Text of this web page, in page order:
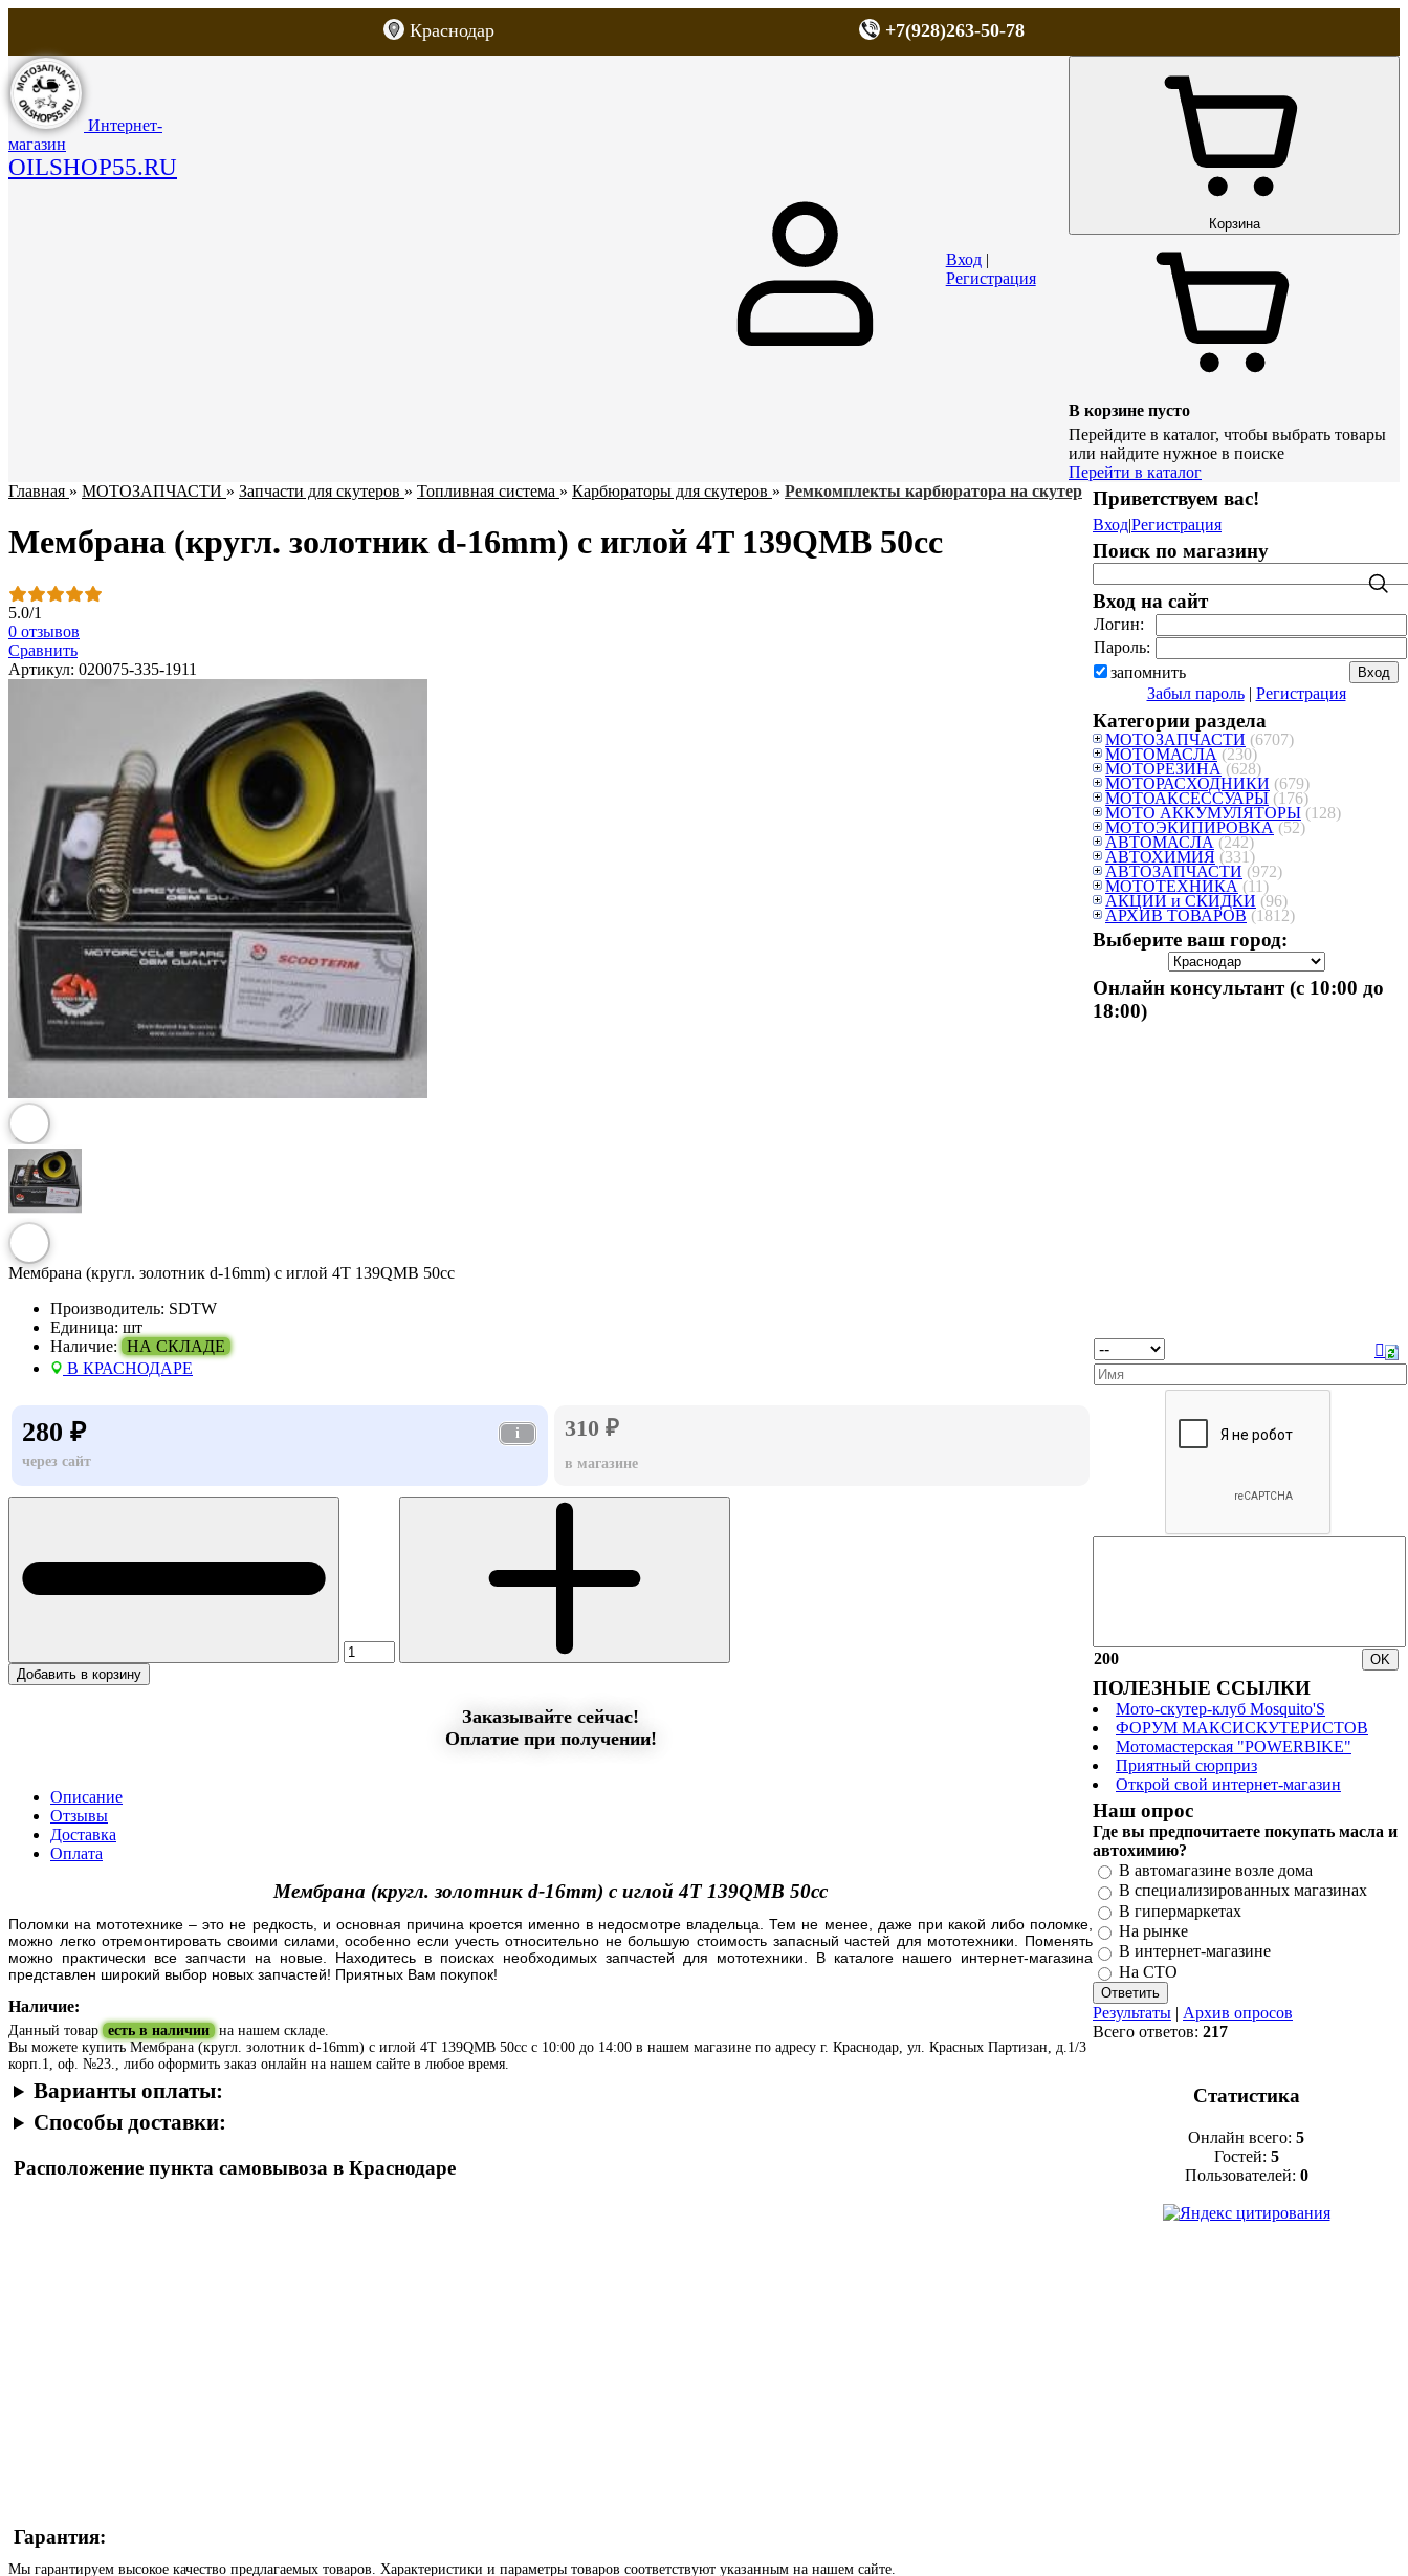
Краснодар +7(928)263-50-78
Интернет-
магазин
OILSHOP55.RU
ДОСТАВКА
Вход|
Регистрация
Корзина
В корзине пусто
Перейдите в каталог, чтобы выбрать товары
или найдите нужное в поиске
Перейти в каталог
Главная » МОТОЗАПЧАСТИ » Запчасти для скутеров » Топливная система » Карбюраторы для скутеров » Ремкомплекты карбюратора на скутер
Мембрана (кругл. золотник d-16mm) с иглой 4T 139QMB 50сс
5.0/1
0 отзывов
Сравнить
Артикул: 020075-335-1911
Мембрана (кругл. золотник d-16mm) с иглой 4T 139QMB 50сс
Производитель: SDTW
Единица: шт
Наличие: НА СКЛАДЕ
В КРАСНОДАРЕ
280 ₽
i
через сайт
310 ₽
в магазине
Добавить в корзину
Заказывайте сейчас!
Оплатие при получении!
Описание
Отзывы
Доставка
Оплата
Мембрана (кругл. золотник d-16mm) с иглой 4T 139QMB 50сс
Поломки на мототехнике – это не редкость, и основная причина кроется именно в недосмотре владельца. Тем не менее, даже при какой либо поломке,
можно легко отремонтировать своими силами, особенно если учесть относительно не большую стоимость запасный частей для мототехники. Поменять
можно практически все запчасти на новые. Находитесь в поисках необходимых запчастей для мототехники. В каталоге нашего интернет-магазина
представлен широкий выбор новых запчастей! Приятных Вам покупок!
Наличие:
Данный товар есть в наличии на нашем складе.
Вы можете купить Мембрана (кругл. золотник d-16mm) с иглой 4T 139QMB 50сс с 10:00 до 14:00 в нашем магазине по адресу г. Краснодар, ул. Красных Партизан, д.1/3
корп.1, оф. №23., либо оформить заказ онлайн на нашем сайте в любое время.
Варианты оплаты:
Способы доставки:
Расположение пункта самовывоза в Краснодаре
Гарантия:
Мы гарантируем высокое качество предлагаемых товаров. Характеристики и параметры товаров соответствуют указанным на нашем сайте.
Приветствуем вас!
Вход|Регистрация
Поиск по магазину
Вход на сайт
Логин:
Пароль:
запомнить
Забыл пароль| Регистрация
Категории раздела
МОТОЗАПЧАСТИ (6707)
МОТОМАСЛА (230)
МОТОРЕЗИНА (628)
МОТОРАСХОДНИКИ (679)
МОТОАКСЕССУАРЫ (176)
МОТО АККУМУЛЯТОРЫ (128)
МОТОЭКИПИРОВКА (52)
АВТОМАСЛА (242)
АВТОХИМИЯ (331)
АВТОЗАПЧАСТИ (972)
МОТОТЕХНИКА (11)
АКЦИИ и СКИДКИ (96)
АРХИВ ТОВАРОВ (1812)
Выберите ваш город:
Онлайн консультант (с 10:00 до
18:00)
200
ПОЛЕЗНЫЕ ССЫЛКИ
Мото-скутер-клуб Mosquito'S
ФОРУМ МАКСИСКУТЕРИСТОВ
Мотомастерская "POWERBIKE"
Приятный сюрприз
Открой свой интернет-магазин
Наш опрос
Где вы предпочитаете покупать масла и
автохимию?
В автомагазине возле дома
В специализированных магазинах
В гипермаркетах
На рынке
В интернет-магазине
На СТО
Результаты | Архив опросов
Всего ответов: 217
Статистика
Онлайн всего: 5
Гостей: 5
Пользователей: 0